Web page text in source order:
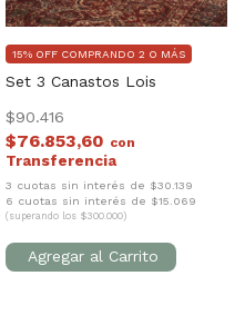
Set 3 Canastos Lois
$90.416
15% OFF COMPRANDO 2 O MÁS
$76.853,60 con
3 cuotas sin interés de $30.139
6 cuotas sin interés de $15.069
(superando los $300.000)